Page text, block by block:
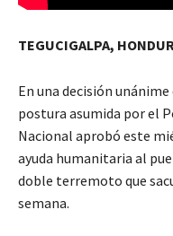
TEGUCIGALPA,
En una decisión
postura asumida por el
Nacional aprobó este
ayuda humanitaria al
doble terremoto que
semana.